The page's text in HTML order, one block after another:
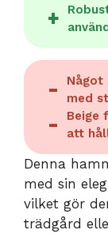
med
Beige
att
Denna
med sin
vilket gör
trädgård